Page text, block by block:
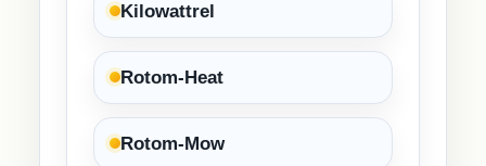
Kilowattrel
Rotom-Heat
Rotom-Mow